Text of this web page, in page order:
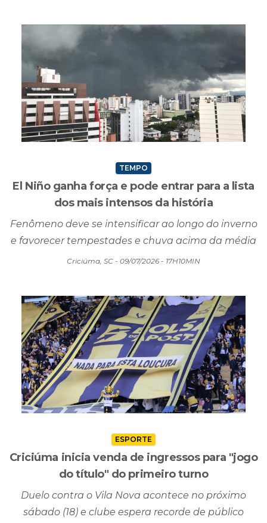
TEMPO
El Niño ganha força e pode entrar para a lista
dos mais intensos da história
Fenômeno deve se intensificar ao longo do inverno
e favorecer tempestades e chuva acima da média
Criciúma, SC - 09/07/2026 - 17H10MIN
ESPORTE
Criciúma inicia venda de ingressos para "jogo
do título" do primeiro turno
Duelo contra o Vila Nova acontece no próximo
sábado (18) e clube espera recorde de público